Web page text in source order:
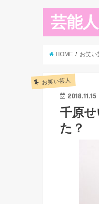
芸能
HOME お笑い
お笑い芸人
2018.11.15
千原
た？